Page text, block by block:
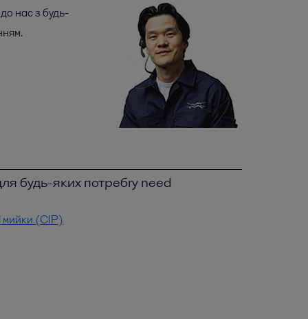
нас з будь-
будь-яких потребry need
мийки (CIP)